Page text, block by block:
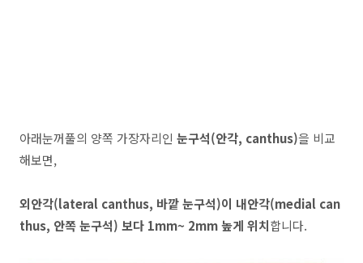
아래눈꺼풀의 양쪽 가장자리인 눈구석(안각, canthus)을 비교
해보면,
외안각(lateral canthus, 바깥 눈구석)이 내안각(medial can
thus, 안쪽 눈구석) 보다 1mm~ 2mm 높게 위치합니다.